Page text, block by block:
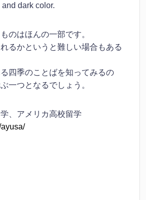
dark color.
のはほんの一部です。
るかというと難しい場合もある
四季のことばを知ってみるの
一つとなるでしょう。
、アメリカ高校留学